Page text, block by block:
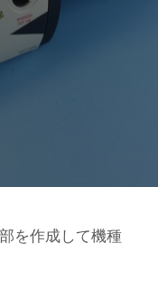
を作成して機種